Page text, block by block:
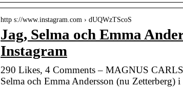
http s://www.instagram.com › dUQWzTScoS
Jag, Selma och Emma
Instagram
290 Likes, 4 Comments – MAGNUS
Selma och Emma Andersson (nu